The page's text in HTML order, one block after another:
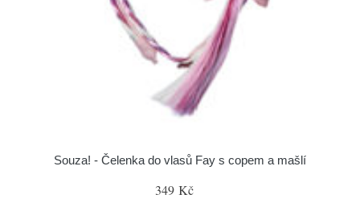
Souza! - Čelenka do vlasů Fay s copem a mašlí
349 Kč